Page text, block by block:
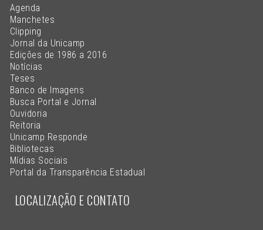
Agenda
Manchetes
Clipping
Jornal da Unicamp
Edições de 1986 a 2016
Notícias
Teses
Banco de Imagens
Busca Portal e Jornal
Ouvidoria
Reitoria
Unicamp Responde
Bibliotecas
Mídias Sociais
Portal da Transparência Estadual
LOCALIZAÇÃO E CONTATO